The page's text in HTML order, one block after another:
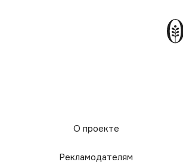
О проекте
Рекламодателям